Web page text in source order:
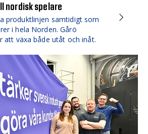
nordisk spelare
produktlinjen samtidigt som
i hela Norden. Gårö
att växa både utåt och inåt.